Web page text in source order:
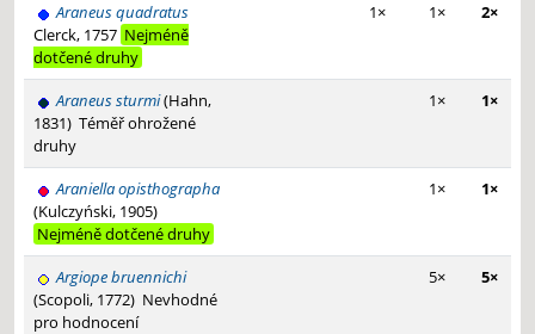
Araneus quadratus
Clerck, 1757 Nejméně
dotčené druhy
1× 1× 2×
Araneus sturmi(Hahn,
1831) Téměř ohrožené
druhy
1× 1×
Araniella opisthographa
(Kulczyński, 1905)
Nejméně dotčené druhy
1× 1×
Argiope bruennichi
(Scopoli, 1772) Nevhodné
pro hodnocení
5× 5×